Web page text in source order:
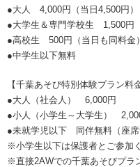
●大人 4,000円（当日4,500円）
●大学生＆専門学校生 1,500円
●高校生 500円（当日も同料金）
●中学生以下無料
【千葉あそび特別体験プラン
●大人（社会人） 6,000円
●小人（小学生～大学生）
●未就学児以下 同伴無料（座席
※小学生以下は保護者とご参加
※直接2AWでの千葉あそびプラ